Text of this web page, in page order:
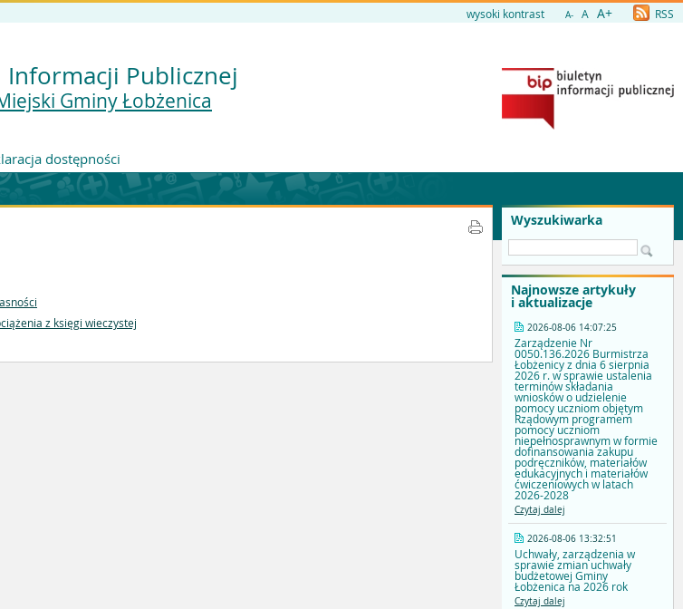
wysoki kontrast A- A A+ RSS
Informacji Publicznej
Gminy Łobżenica
dostępności
Wyszukiwarka
Najnowsze artykuły
i aktualizacje
2026-08-06 14:07:25
Zarządzenie Nr
0050.136.2026 Burmistrza
Łobżenicy z dnia 6 sierpnia
2026 r. w sprawie ustalenia
terminów składania
wniosków o udzielenie
pomocy uczniom objętym
Rządowym programem
pomocy uczniom
niepełnosprawnym w formie
dofinansowania zakupu
podręczników, materiałów
edukacyjnych i materiałów
ćwiczeniowych w latach
2026-2028
Czytaj dalej
2026-08-06 13:32:51
Uchwały, zarządzenia w
sprawie zmian uchwały
budżetowej Gminy
Łobżenica na 2026 rok
Czytaj dalej
z księgi wieczystej